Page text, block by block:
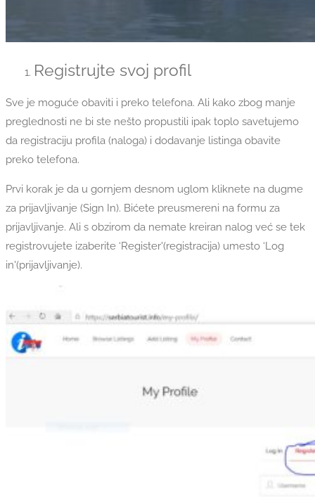
Registrujte svoj profil
Sve je moguće obaviti i preko telefona. Ali kako zbog manje
preglednosti ne bi ste nešto propustili ipak toplo savetujemo
da registraciju profila (naloga) i dodavanje listinga obavite
preko telefona.
Prvi korak je da u gornjem desnom uglom kliknete na dugme
za prijavljivanje (Sign In). Bićete preusmereni na formu za
prijavljivanje. Ali s obzirom da nemate kreiran nalog već se tek
registrovujete izaberite ‘Register'(registracija) umesto ‘Log
in'(prijavljivanje).